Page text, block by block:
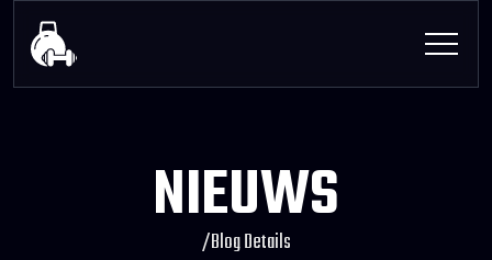
NIEUWS
/Blog Details